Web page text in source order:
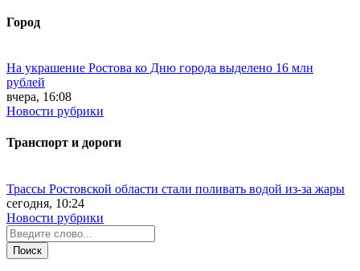
Город
На украшение Ростова ко Дню города выделено 16 млн
рублей
вчера, 16:08
Новости рубрики
Транспорт и дороги
Трассы Ростовской области стали поливать водой из-за жары
сегодня, 10:24
Новости рубрики